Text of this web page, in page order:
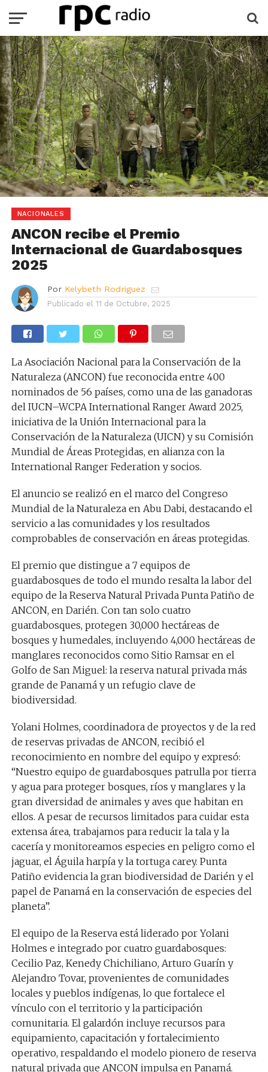
NACIONALES
ANCON recibe el Premio
Internacional de Guardabosques
2025
Por Kelybeth Rodriguez
Publicado el 11 de Octubre, 2025
La Asociación Nacional para la Conservación de la
Naturaleza (ANCON) fue reconocida entre 400
nominados de 56 países, como una de las ganadoras
del IUCN–WCPA International Ranger Award 2025,
iniciativa de la Unión Internacional para la
Conservación de la Naturaleza (UICN) y su Comisión
Mundial de Áreas Protegidas, en alianza con la
International Ranger Federation y socios.
El anuncio se realizó en el marco del Congreso
Mundial de la Naturaleza en Abu Dabi, destacando el
servicio a las comunidades y los resultados
comprobables de conservación en áreas protegidas.
El premio que distingue a 7 equipos de
guardabosques de todo el mundo resalta la labor del
equipo de la Reserva Natural Privada Punta Patiño de
ANCON, en Darién. Con tan solo cuatro
guardabosques, protegen 30,000 hectáreas de
bosques y humedales, incluyendo 4,000 hectáreas de
manglares reconocidos como Sitio Ramsar en el
Golfo de San Miguel: la reserva natural privada más
grande de Panamá y un refugio clave de
biodiversidad.
Yolani Holmes, coordinadora de proyectos y de la red
de reservas privadas de ANCON, recibió el
reconocimiento en nombre del equipo y expresó:
“Nuestro equipo de guardabosques patrulla por tierra
y agua para proteger bosques, ríos y manglares y la
gran diversidad de animales y aves que habitan en
ellos. A pesar de recursos limitados para cuidar esta
extensa área, trabajamos para reducir la tala y la
cacería y monitoreamos especies en peligro como el
jaguar, el Águila harpía y la tortuga carey. Punta
Patiño evidencia la gran biodiversidad de Darién y el
papel de Panamá en la conservación de especies del
planeta”.
El equipo de la Reserva está liderado por Yolani
Holmes e integrado por cuatro guardabosques:
Cecilio Paz, Kenedy Chichiliano, Arturo Guarín y
Alejandro Tovar, provenientes de comunidades
locales y pueblos indígenas, lo que fortalece el
vínculo con el territorio y la participación
comunitaria. El galardón incluye recursos para
equipamiento, capacitación y fortalecimiento
operativo, respaldando el modelo pionero de reserva
natural privada que ANCON impulsa en Panamá.